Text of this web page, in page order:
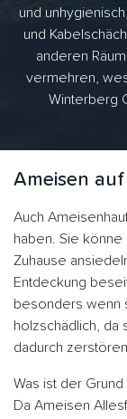
und
und
anderen
vermehren,
Winterberg
Ameisen
Auch
haben. Sie könne
Zuhause
Entdeckung
besonders wenn
holzschädlich, da
dadurch
Was ist der
Da Ameisen